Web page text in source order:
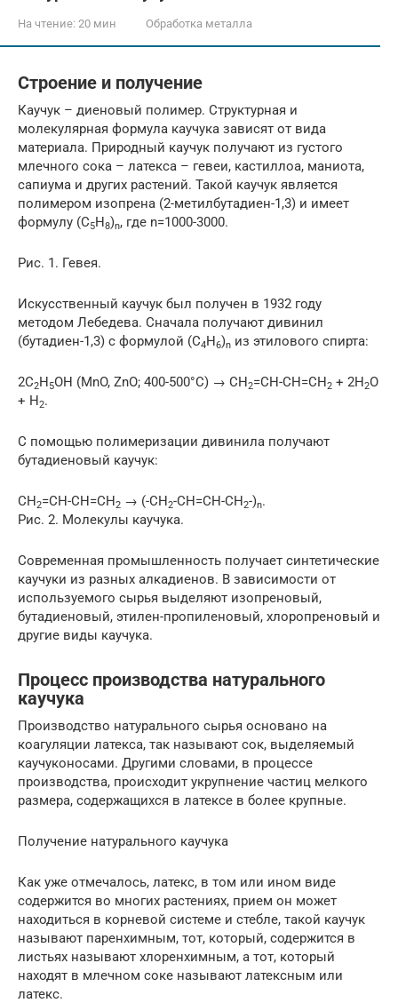
На чтение: 20 мин Обработка металла
Строение и получение
Каучук – диеновый полимер. Структурная и
молекулярная формула каучука зависят от вида
материала. Природный каучук получают из густого
млечного сока – латекса – гевеи, кастиллоа, маниота,
сапиума и других растений. Такой каучук является
полимером изопрена (2-метилбутадиен-1,3) и имеет
формулу (C5H8)n, где n=1000-3000.
Рис. 1. Гевея.
Искусственный каучук был получен в 1932 году
методом Лебедева. Сначала получают дивинил
(бутадиен-1,3) с формулой (C4H6)n из этилового спирта:
2C2H5OH (MnO, ZnO; 400-500°C) → CH2=CH-CH=CH2 + 2H2O
+ H2.
С помощью полимеризации дивинила получают
бутадиеновый каучук:
CH2=CH-CH=CH2 → (-СН2-СН=СН-СН2-)n.
Рис. 2. Молекулы каучука.
Современная промышленность получает синтетические
каучуки из разных алкадиенов. В зависимости от
используемого сырья выделяют изопреновый,
бутадиеновый, этилен-пропиленовый, хлоропреновый и
другие виды каучука.
Процесс производства натурального
каучука
Производство натурального сырья основано на
коагуляции латекса, так называют сок, выделяемый
каучуконосами. Другими словами, в процессе
производства, происходит укрупнение частиц мелкого
размера, содержащихся в латексе в более крупные.
Получение натурального каучука
Как уже отмечалось, латекс, в том или ином виде
содержится во многих растениях, прием он может
находиться в корневой системе и стебле, такой каучук
называют паренхимным, тот, который, содержится в
листьях называют хлоренхимным, а тот, который
находят в млечном соке называют латексным или
латекс.